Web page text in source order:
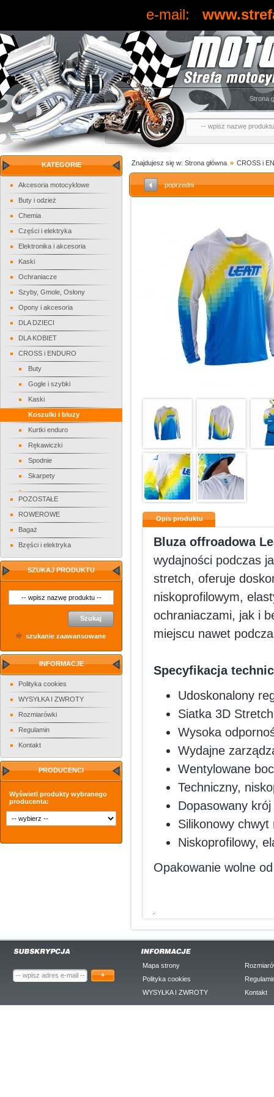
e-mail:
Strona
KATEGORIE
Akcesoria motocyklowe
Buty i odzież
Chemia
Części i elektryka
Elektronika i akcesoria
Kaski
Ochraniacze
Szyby, Gmole, Osłony
Opony i akcesoria
DLA DZIECI
DLA KOBIET
CROSS i ENDURO
Buty
Gogle i szybki
Kaski
Koszulki i bluzy
Kurtki enduro
Rękawiczki
Spodnie
Skarpety
POZOSTAŁE
ROWEROWE
Bagaż
Bzęści i elektryka
SZUKAJ PRODUKTU
Szukaj
szukanie zaawansowane
INFORMACJE
Polityka cookies
WYSYŁKA I ZWROTY
Rozmiarówki
Regulamin
Kontakt
PRODUCENCI
Wyświetl produkty wybranego
producenta:
Znajdujesz się w: Strona główna » CROSS i
poprzedni
Opis produktu
Bluza offroadowa
wydajności podczas
stretch, oferuje
niskoprofilowym,
ochraniaczami, jak i
miejscu nawet
Specyfikacja
Udoskonalony
Siatka 3D
Wysoka
Wydajne
Wentylowane
Techniczny,
Dopasowany
Silikonowy chwyt
Niskoprofilowy,
Opakowanie wolne
+
Mapa strony
Polityka cookies
WYSYŁKA I ZWROTY
Kontakt